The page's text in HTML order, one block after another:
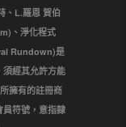
、L.羅恩 賀伯
、淨化程式
Rundown)是
經其允許方能
擁有的註冊商
符號，意指隸